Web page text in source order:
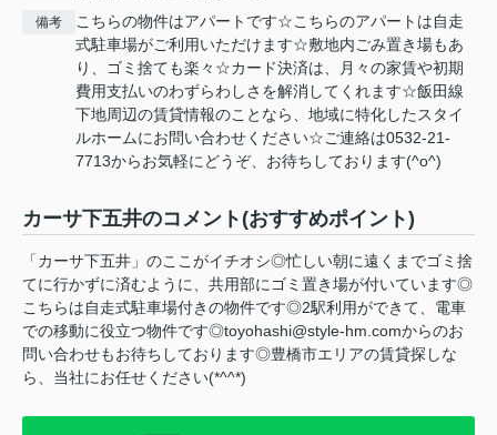
備考
こちらの物件はアパートです☆こちらのアパートは自走
式駐車場がご利用いただけます☆敷地内ごみ置き場もあ
り、ゴミ捨ても楽々☆カード決済は、月々の家賃や初期
費用支払いのわずらわしさを解消してくれます☆飯田線
下地周辺の賃貸情報のことなら、地域に特化したスタイ
ルホームにお問い合わせください☆ご連絡は0532-21-
7713からお気軽にどうぞ、お待ちしております(^o^)
カーサ下五井のコメント(おすすめポイント)
「カーサ下五井」のここがイチオシ◎忙しい朝に遠くまでゴミ捨
てに行かずに済むように、共用部にゴミ置き場が付いています◎
こちらは自走式駐車場付きの物件です◎2駅利用ができて、電車
での移動に役立つ物件です◎toyohashi@style-hm.comからのお
問い合わせもお待ちしております◎豊橋市エリアの賃貸探しな
ら、当社にお任せください(*^^*)